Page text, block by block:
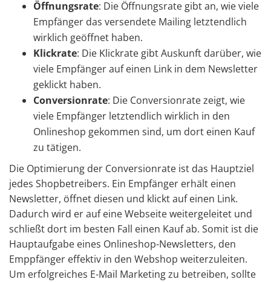
Öffnungsrate:​ Die Öffnungsrate gibt an, wie viele
Empfänger das versendete Mailing letztendlich
wirklich geöffnet haben.
Klickrate:​ Die Klickrate gibt Auskunft darüber, wie
viele Empfänger auf einen Link in dem Newsletter
geklickt haben.
Conversionrate:​ Die Conversionrate zeigt, wie
viele Empfänger letztendlich wirklich in den
Onlineshop gekommen sind, um dort einen Kauf
zu tätigen.
Die Optimierung der Conversionrate ist das Hauptziel
jedes Shopbetreibers. Ein Empfänger erhält einen
Newsletter, öffnet diesen und klickt auf einen Link.
Dadurch wird er auf eine Webseite weitergeleitet und
schließt dort im besten Fall einen Kauf ab. Somit ist die
Hauptaufgabe eines Onlineshop-Newsletters, den
Emppfänger effektiv in den Webshop weiterzuleiten.
Um erfolgreiches E-Mail Marketing zu betreiben, sollte